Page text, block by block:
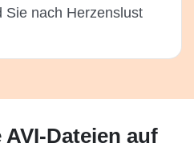
Sie nach Herzenslust
Dateien auf